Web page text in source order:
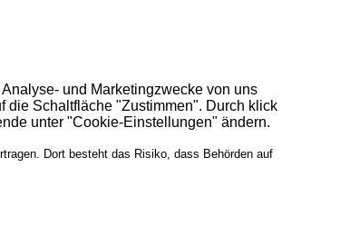
und Marketingzwecke von uns
die Schaltfläche "Zustimmen". Durch klick
unter "Cookie-Einstellungen" ändern.
Dort besteht das Risiko, dass Behörden auf